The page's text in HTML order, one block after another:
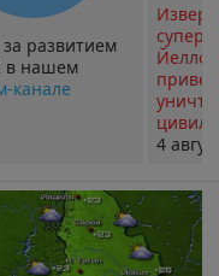
развитием
в нашем
канале
4